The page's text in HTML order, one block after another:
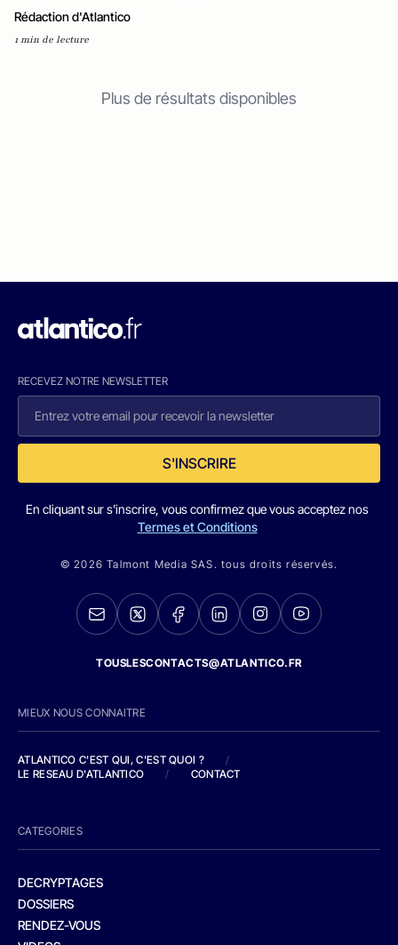
Rédaction d'Atlantico
1 min de lecture
Plus de résultats disponibles
RECEVEZ NOTRE NEWSLETTER
S'INSCRIRE
En cliquant sur s'inscrire, vous confirmez que vous acceptez nos
Termes et Conditions
© 2026 Talmont Media SAS. tous droits réservés.
TOUSLESCONTACTS@ATLANTICO.FR
MIEUX NOUS CONNAITRE
ATLANTICO C'EST QUI, C'EST QUOI ?
/
LE RESEAU D'ATLANTICO
/ CONTACT
CATEGORIES
DECRYPTAGES
DOSSIERS
RENDEZ-VOUS